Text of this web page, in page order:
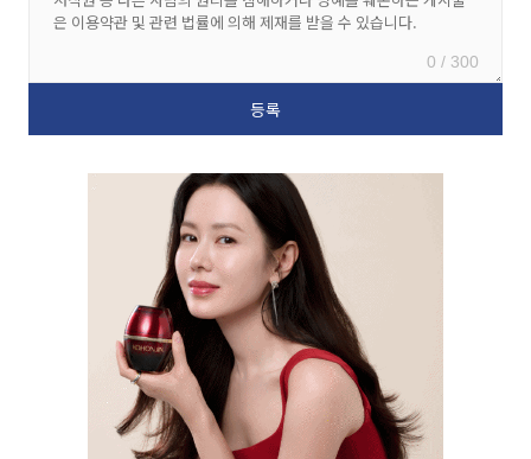
0 / 300